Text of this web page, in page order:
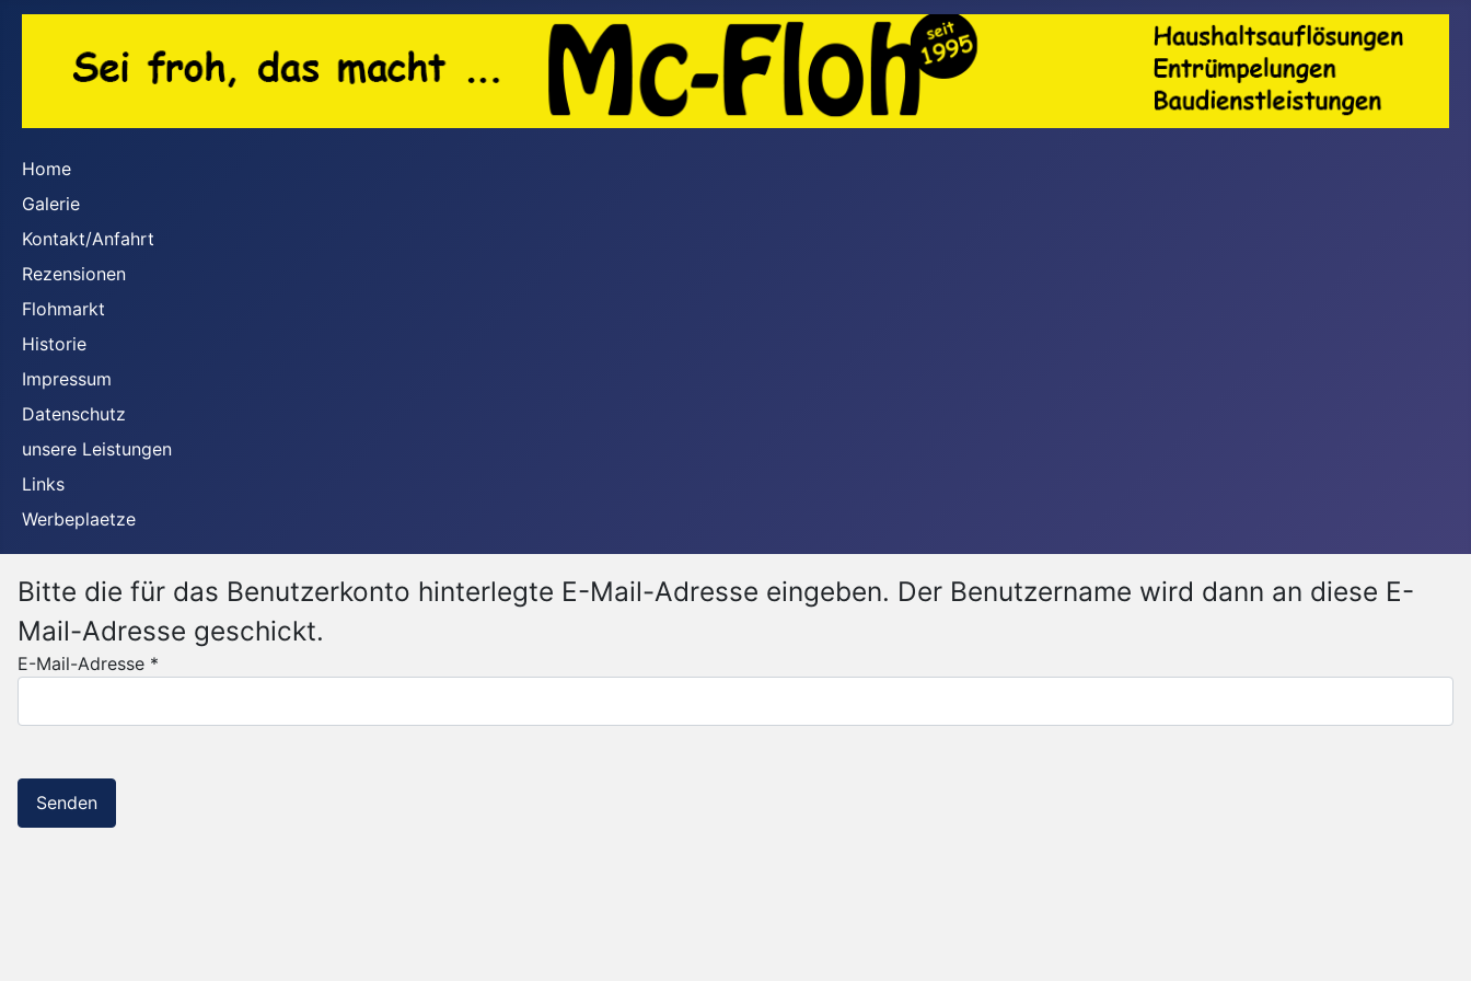
Home
Galerie
Kontakt/Anfahrt
Rezensionen
Flohmarkt
Historie
Impressum
Datenschutz
unsere Leistungen
Links
Werbeplaetze
Bitte die für das Benutzerkonto hinterlegte E-Mail-Adresse eingeben. Der Benutzername wird dann an diese E-
Mail-Adresse geschickt.
E-Mail-Adresse *
Senden